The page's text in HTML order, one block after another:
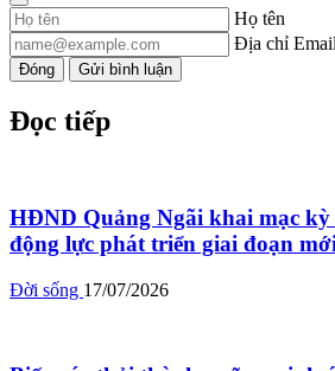
Họ tên
Địa chỉ Email
Đóng Gửi bình luận
Đọc tiếp
HĐND Quảng Ngãi khai mạc kỳ
động lực phát triển giai đoạn mới
Đời sống 17/07/2026